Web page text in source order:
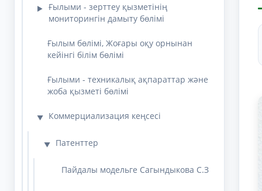
▶
Ғылыми - зерттеу қызметінің
мониторингін дамыту бөлімі
Ғылым бөлімі, Жоғары оқу орнынан
кейінгі білім бөлімі
Ғылыми - техникалық ақпараттар және
жоба қызметі бөлімі
▼ Коммерциализация кеңсесі
▼ Патенттер
Пайдалы модельге Сагындыкова С.З